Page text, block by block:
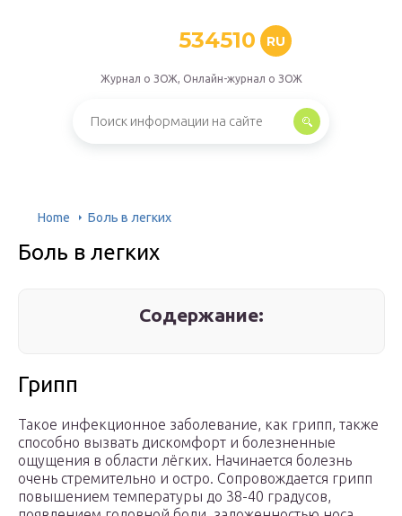
534510 RU
Журнал о ЗОЖ, Онлайн-журнал о ЗОЖ
Home Боль в легких
Боль в легких
Содержание:
Грипп
Такое инфекционное заболевание, как грипп, также
способно вызвать дискомфорт и болезненные
ощущения в области лёгких. Начинается болезнь
очень стремительно и остро. Сопровождается грипп
повышением температуры до 38-40 градусов,